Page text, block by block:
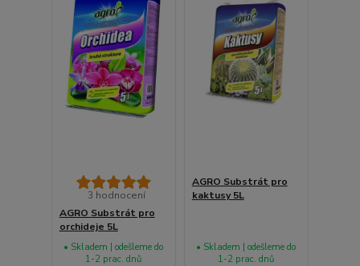
3 hodnocení
AGRO Substrát pro
orchideje 5L
• Skladem | odešleme do
1-2 prac. dnů
AGRO Substrát pro
kaktusy 5L
• Skladem | odešleme do
1-2 prac. dnů